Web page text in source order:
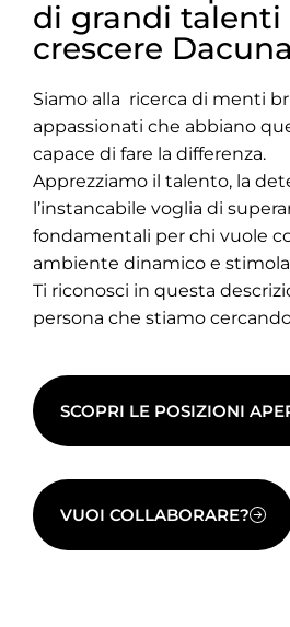
di grandi talenti
crescere
Siamo alla ricerca di menti
appassionati che abbiano
capace di fare la differenza.
Apprezziamo il talento, la
l’instancabile voglia di
fondamentali per chi vuole
ambiente dinamico e
Ti riconosci in questa
persona che stiamo
SCOPRI LE POSIZIONI
VUOI COLLABORARE?